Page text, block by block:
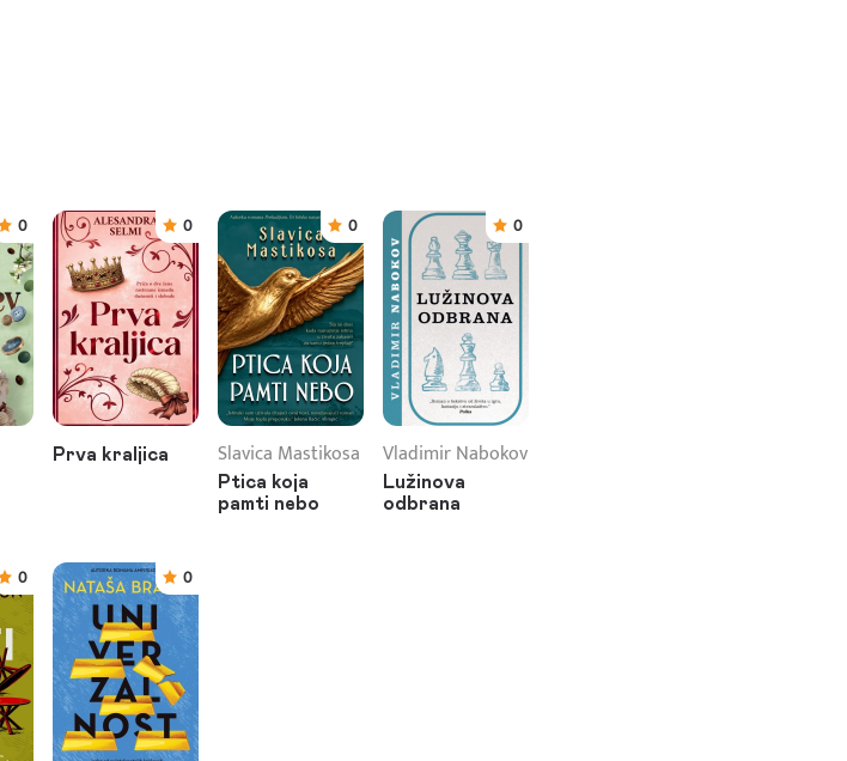
0 0
Prva kraljica
0
Slavica Mastikosa
Ptica koja
pamti nebo
0
Vladimir Nabokov
Lužinova
odbrana
0 0